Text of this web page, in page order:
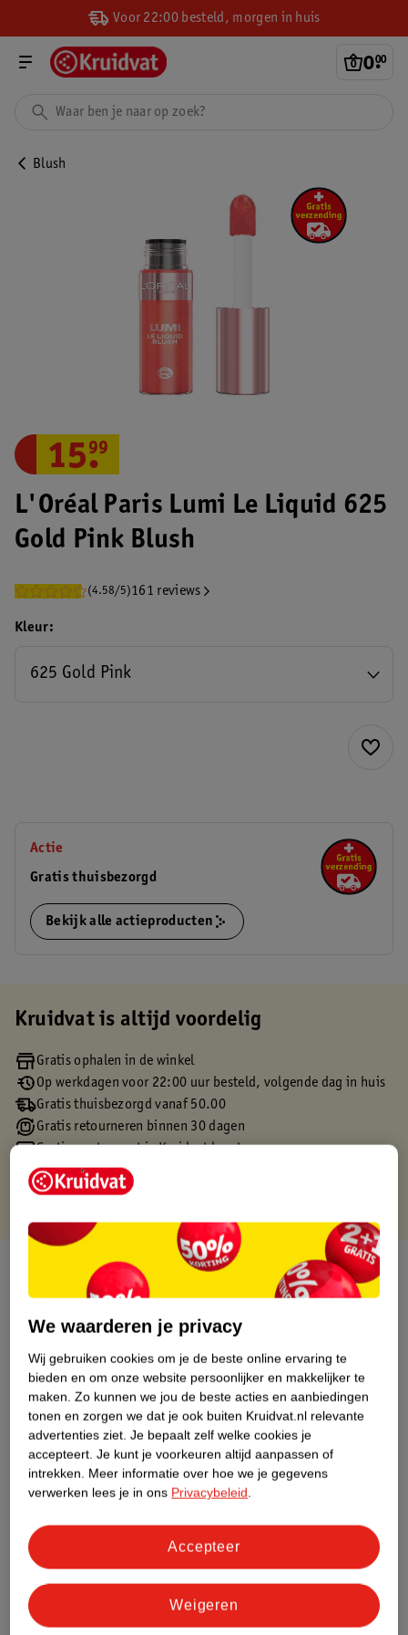
Voor 22:00 besteld, morgen in huis
0.
00
Blush
L'Oréal Paris Lumi Le Liquid 625
Gold Pink Blush
(4.58/5)161 reviews
15.
99
Kleur
625 Gold Pink
Actie
Gratis thuisbezorgd
Bekijk alle actieproducten
Kruidvat is altijd voordelig
Gratis ophalen in de winkel
Op werkdagen voor 22:00 uur besteld, volgende dag in huis
Gratis thuisbezorgd vanaf 50.00
Gratis retourneren binnen 30 dagen
Gratis punten met je Kruidvat kaart
Over dit product
Etiketinformatie
Nature Impact Score
Dit product heeft (nog) geen Nature
Impact Score.
Meer informatie
Bestel & Bezorginformatie
Bekijk ook
We waarderen je privacy
Wij gebruiken cookies om je de beste online ervaring te
bieden en om onze website persoonlijker en makkelijker te
maken. Zo kunnen we jou de beste acties en aanbiedingen
tonen en zorgen we dat je ook buiten Kruidvat.nl relevante
advertenties ziet. Je bepaalt zelf welke cookies je
accepteert. Je kunt je voorkeuren altijd aanpassen of
intrekken. Meer informatie over hoe we je gegevens
verwerken lees je in ons Privacybeleid.
Weigeren
Accepteer